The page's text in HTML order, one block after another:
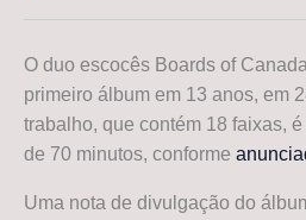
O duo escocês Boards of
primeiro álbum em 13 anos, em
trabalho, que contém 18 faixas,
de 70 minutos, conforme
Uma nota de divulgação do